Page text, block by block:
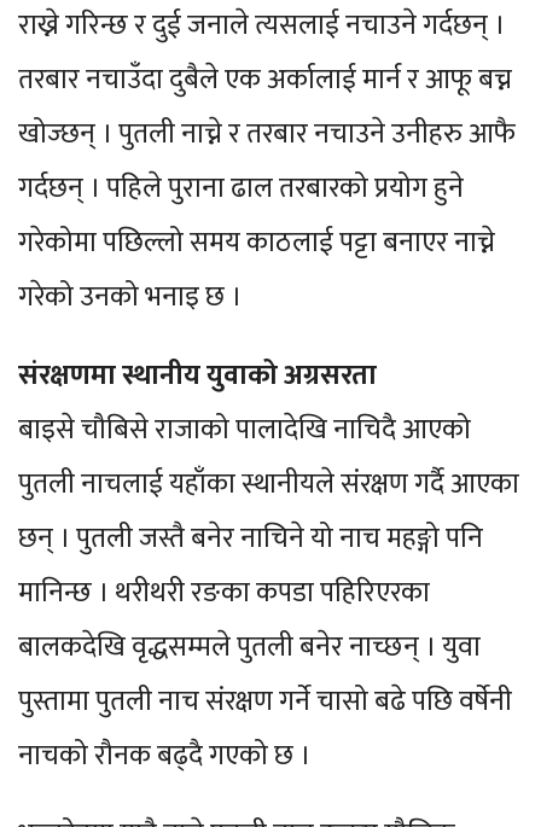
राख्ने गरिन्छ र दुई जनाले त्यसलाई नचाउने गर्दछन् ।
तरबार नचाउँदा दुबैले एक अर्कालाई मार्न र आफू बच्न
खोज्छन् । पुतली नाच्ने र तरबार नचाउने उनीहरु आफै
गर्दछन् । पहिले पुराना ढाल तरबारको प्रयोग हुने
गरेकोमा पछिल्लो समय काठलाई पट्टा बनाएर नाच्ने
गरेको उनको भनाइ छ ।
संरक्षणमा स्थानीय युवाको अग्रसरता
बाइसे चौबिसे राजाको पालादेखि नाचिदै आएको
पुतली नाचलाई यहाँका स्थानीयले संरक्षण गर्दै आएका
छन् । पुतली जस्तै बनेर नाचिने यो नाच महङ्गो पनि
मानिन्छ । थरीथरी रङका कपडा पहिरिएरका
बालकदेखि वृद्धसम्मले पुतली बनेर नाच्छन् । युवा
पुस्तामा पुतली नाच संरक्षण गर्ने चासो बढे पछि वर्षेनी
नाचको रौनक बढ्दै गएको छ ।